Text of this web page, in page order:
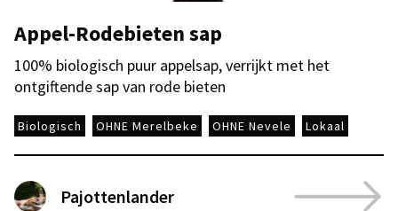
Appel-Rodebieten sap
100% biologisch puur appelsap, verrijkt met het
ontgiftende sap van rode bieten
Biologisch OHNE Merelbeke OHNE Nevele Lokaal
Pajottenlander